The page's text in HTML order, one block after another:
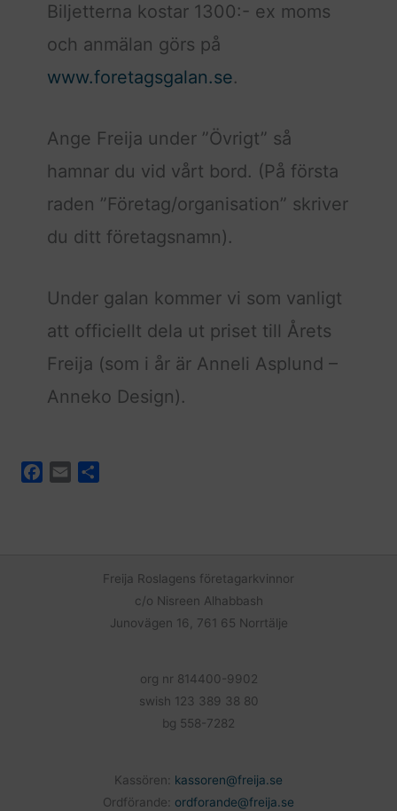
Biljetterna kostar 1300:- ex moms
och anmälan görs på
www.foretagsgalan.se.
Ange Freija under ”Övrigt” så
hamnar du vid vårt bord. (På första
raden ”Företag/organisation” skriver
du ditt företagsnamn).
Under galan kommer vi som vanligt
att officiellt dela ut priset till Årets
Freija (som i år är Anneli Asplund –
Anneko Design).
Freija Roslagens företagarkvinnor
c/o Nisreen Alhabbash
Junovägen 16, 761 65 Norrtälje
org nr 814400-9902
swish 123 389 38 80
bg 558-7282
Kassören: kassoren@freija.se
Ordförande: ordforande@freija.se